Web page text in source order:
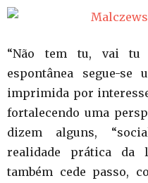
“Não tem tu, vai tu
espontânea segue-se
imprimida por
fortalecendo uma
dizem alguns,
realidade prática da
também cede passo,